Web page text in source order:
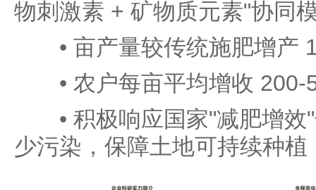
物刺激素 + 矿物质元素"协同
• 亩产量较传统施肥增产
• 农户每亩平均增收 200-
• 积极响应国家"减肥增效"
少污染，保障土地可持续种植